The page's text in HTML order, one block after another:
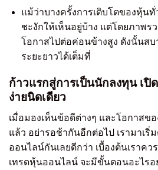
แม้ว่าบางครั้งการเติบโตของหุ้น
ชะงักให้เห็นอยู่บ้าง แต่โดยภาพ
โอกาสไปต่อค่อนข้างสูง ดังนั้นสบ
ระยะยาวได้เต็มที่
ก้าวแรกสู่การเป็นนักลงทุน เ
ง่ายนิดเดียว
เมื่อมองเห็นข้อดีต่างๆ และโอกาสข
แล้ว อย่ารอช้ากันอีกต่อไป เรามาเริ่
ออนไลน์กันเลยดีกว่า เบื้องต้นเราคว
เทรดหุ้นออนไลน์ จะมีขั้นตอนอะไรอ